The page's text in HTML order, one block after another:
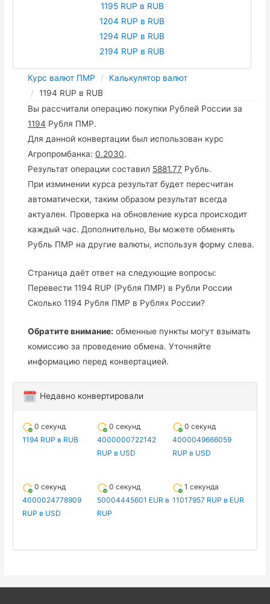
1195 RUP в RUB
1204 RUP в RUB
1294 RUP в RUB
2194 RUP в RUB
Курс валют ПМР
Калькулятор валют
1194 RUP в RUB
Вы рассчитали операцию покупки Рублей России за
1194 Рубля ПМР.
Для данной конвертации был использован курс
Агропромбанка:0.2030.
Результат операции составил 5881.77 Рубль.
При изминении курса результат будет пересчитан
автоматически, таким образом результат всегда
актуален. Проверка на обновление курса происходит
каждый час. Дополнительно, Вы можете обменять
Рубль ПМР на другие валюты, используя форму слева.
Страница даёт ответ на следующие вопросы:
Перевести 1194 RUP (Рубля ПМР) в Рубли России
Сколько 1194 Рубля ПМР в Рублях России?
Обратите внимание: обменные пункты могут взымать
комиссию за проведение обмена. Уточняйте
информацию перед конвертацией.
Недавно конвертировали
0 секунд
1194 RUP в RUB
0 секунд
4000000722142
RUP в USD
0 секунд
4000049666059
RUP в USD
0 секунд
4000024778909
RUP в USD
0 секунд
50004445601 EUR в
RUP
1 секунда
11017957 RUP в EUR